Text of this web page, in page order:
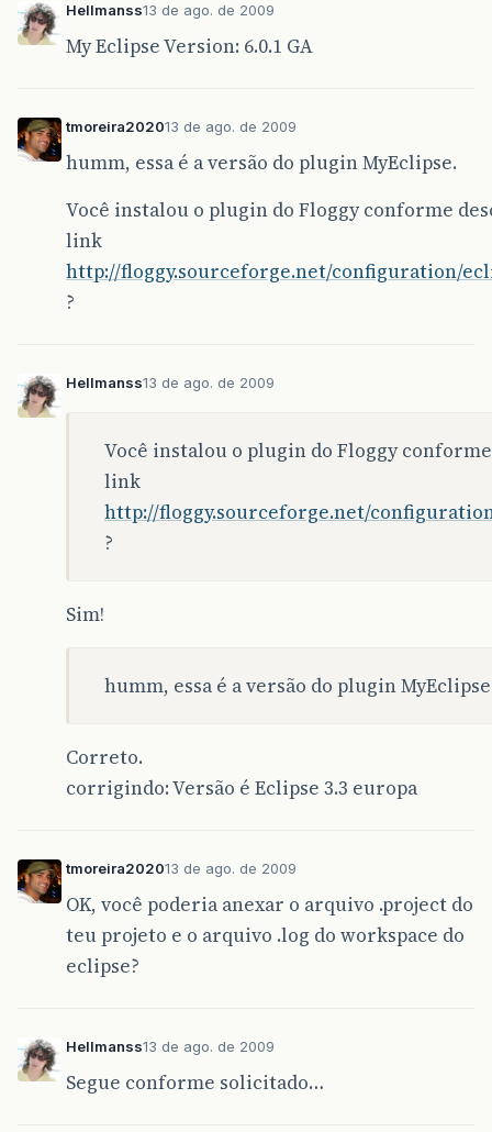
Hellmanss13 de ago. de 2009
My Eclipse Version: 6.0.1 GA
tmoreira202013 de ago. de 2009
humm, essa é a versão do plugin MyEclipse.
Você instalou o plugin do Floggy conforme
link
http://floggy.sourceforge.net/configuration/
?
Hellmanss13 de ago. de 2009
Você instalou o plugin do Floggy
link
http://floggy.sourceforge.net/
?
Sim!
humm, essa é a versão do plugin
Correto.
corrigindo: Versão é Eclipse 3.3 europa
tmoreira202013 de ago. de 2009
OK, você poderia anexar o arquivo .project do
teu projeto e o arquivo .log do workspace do
eclipse?
Hellmanss13 de ago. de 2009
Segue conforme solicitado…